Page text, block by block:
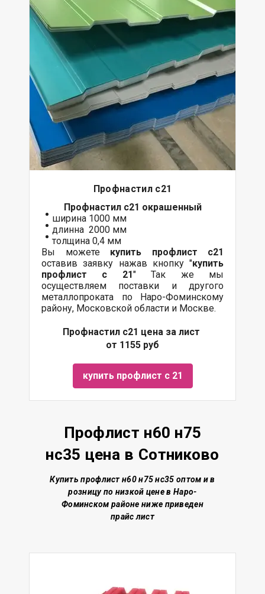
Профнастил с21
Профнастил с21 окрашенный
ширина 1000 мм
длинна 2000 мм
толщина 0,4 мм
Вы можетекупить профлист с21
оставив заявку нажав кнопку "купить
профлист с 21" Так же мы
осуществляем поставки и другого
металлопроката по Наро-Фоминскому
району, Московской области и Москве.
Профнастил с21 цена за лист
от 1155 руб
купить профлист с 21
Профлист н60 н75
нс35 цена в Сотниково
Купить профлист н60 н75 нс35 оптом и в
розницу по низкой ценев Наро-
Фоминском районе ниже приведен
прайс лист